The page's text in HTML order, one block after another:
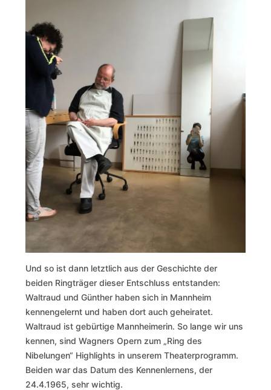
Und so ist dann letztlich aus der Geschichte der
beiden Ringträger dieser Entschluss entstanden:
Waltraud und Günther haben sich in Mannheim
kennengelernt und haben dort auch geheiratet.
Waltraud ist gebürtige Mannheimerin. So lange wir uns
kennen, sind Wagners Opern zum „Ring des
Nibelungen“ Highlights in unserem Theaterprogramm.
Beiden war das Datum des Kennenlernens, der
24.4.1965, sehr wichtig.